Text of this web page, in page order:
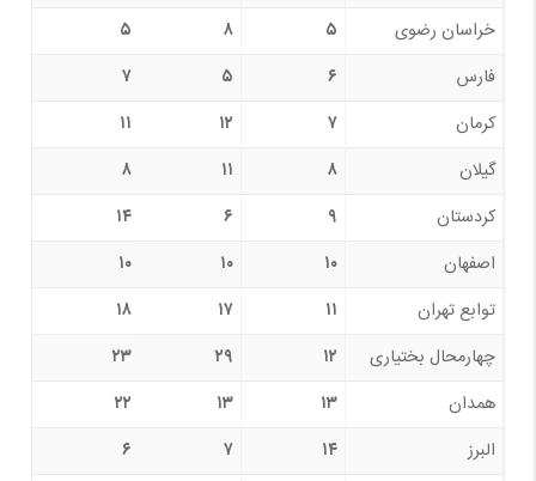
خراسان رضوی
۵ ۸
۵
فارس
۶ ۵
۷
کرمان
۷ ۱۲
۱۱
گیلان
۸ ۱۱
۸
کردستان
۹ ۶
۱۴
اصفهان
۱۰ ۱۰
۱۰
توابع تهران
۱۱ ۱۷
۱۸
چهارمحال بختیاری
۱۲ ۲۹
۲۳
همدان
۱۳ ۱۳
۲۲
البرز
۱۴ ۷
۶